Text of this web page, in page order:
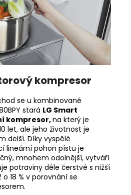
kompresor
se u kombinované
stará LG Smart
kompresor,na který je
let, ale jeho životnost je
delší. Díky vyspělé
lineární pohon pístu je
mnohem odolnější, vytváří
potraviny déle čerstvé s nižší
18 % v porovnání se